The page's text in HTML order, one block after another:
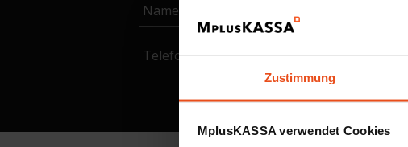
Zustimmung
MplusKASSA verwendet Cookies
Name
Telefonnummer